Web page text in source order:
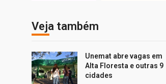
Veja também
Unemat abre vagas em
Alta Floresta e outras 9
cidades